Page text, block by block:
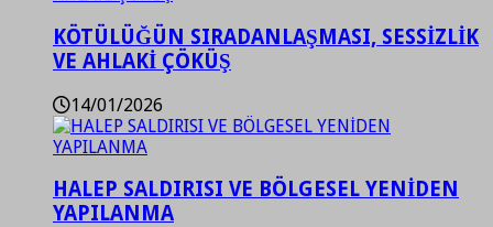
KÖTÜLÜĞÜN SIRADANLAŞMASI, SESSİZLİK
VE AHLAKİ ÇÖKÜŞ
14/01/2026
HALEP SALDIRISI VE BÖLGESEL YENİDEN
YAPILANMA